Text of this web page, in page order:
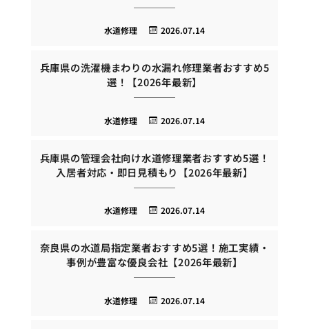
2026.07.14
水道修理
兵庫県の洗濯機まわりの水漏れ修理業者おすすめ5
選！【2026年最新】
2026.07.14
水道修理
兵庫県の管理会社向け水道修理業者おすすめ5選！
入居者対応・即日見積もり【2026年最新】
2026.07.14
水道修理
奈良県の水道局指定業者おすすめ5選！施工実績・
事例が豊富な優良会社【2026年最新】
2026.07.14
水道修理